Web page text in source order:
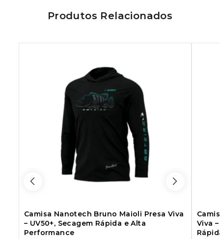
Produtos Relacionados
Camisa Nanotech Bruno Maioli Presa Viva
– UV50+, Secagem Rápida e Alta
Performance
Viva